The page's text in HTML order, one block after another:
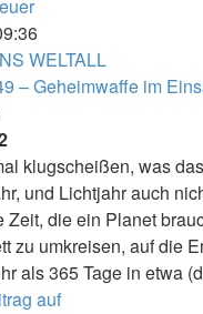
WELTALL
– Geheimwaffe im
klugscheißen, was
und Lichtjahr auch
Zeit, die ein Planet
zu umkreisen, auf die
als 365 Tage in etwa
auf